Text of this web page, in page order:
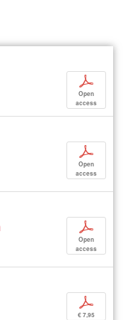
p
Open
access
p
Open
access
p
Open
access
p
€ 7,95